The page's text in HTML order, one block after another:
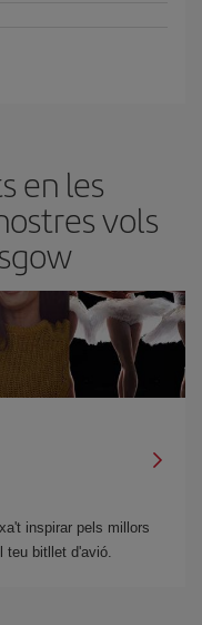
en les
vols
inspirar pels millors
teu bitllet d'avió.